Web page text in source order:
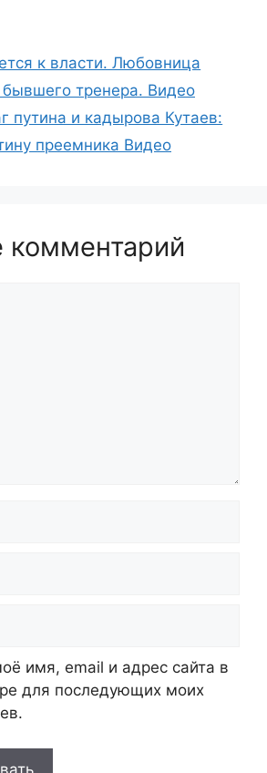
к власти. Любовница
бывшего тренера. Видео
путина и кадырова Кутаев:
преемника Видео
комментарий
имя, email и адрес сайта в
для последующих моих